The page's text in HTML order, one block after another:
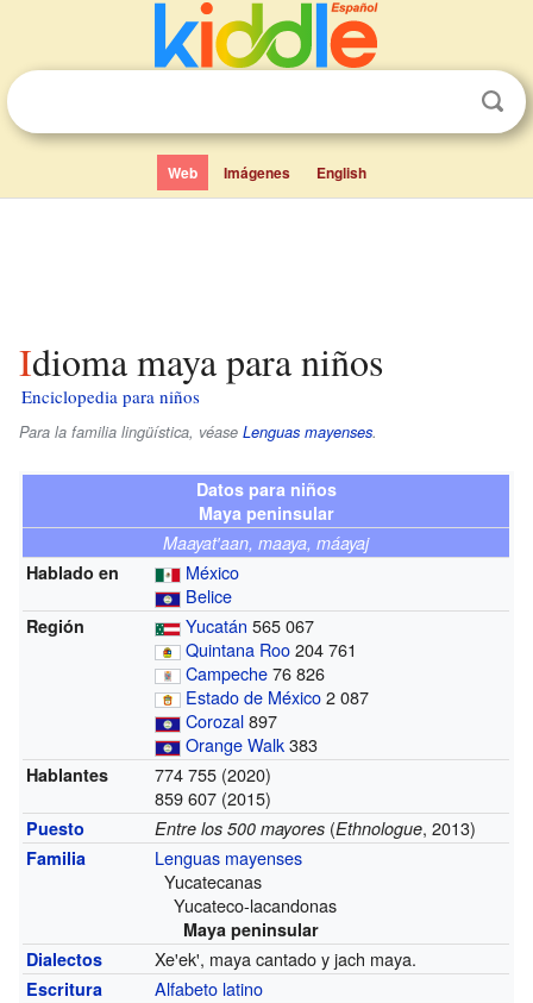
Web Imágenes English
Idioma maya para niños
Enciclopedia para niños
Para la familia lingüística, véase Lenguas mayenses.
Datos para niños
Maya peninsular
Maayatꞌaan, maaya, máayaj
Hablado en
México
Belice
Región Yucatán 565 067
Quintana Roo204 761
Campeche76 826
Estado de México2 087
Corozal897
Orange Walk383
Hablantes
774 755 (2020)
859 607 (2015)
Puesto Entre los 500 mayores (Ethnologue, 2013)
Familia
Lenguas mayenses
Yucatecanas
Yucateco-lacandonas
Maya peninsular
Dialectos
Xeꞌekꞌ, maya cantado y jach maya.
Escritura Alfabeto latino